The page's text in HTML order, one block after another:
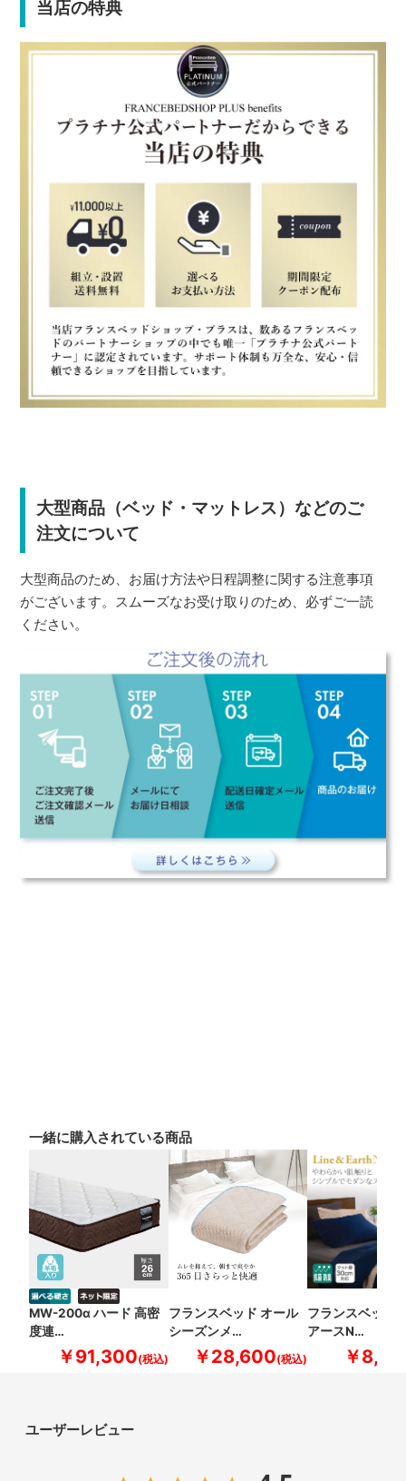
当店の特典
大型商品（ベッド・マットレス）などのご
注文について
大型商品のため、お届け方法や日程調整に関する注意事項
がございます。スムーズなお受け取りのため、必ずご一読
ください。
一緒に購入されている商品
MW-200α ハード 高密
度連…
￥91,300
フランスベッド オール
シーズンメ…
￥28,600
フランスベッド
アースN…
￥
ユーザーレビュー